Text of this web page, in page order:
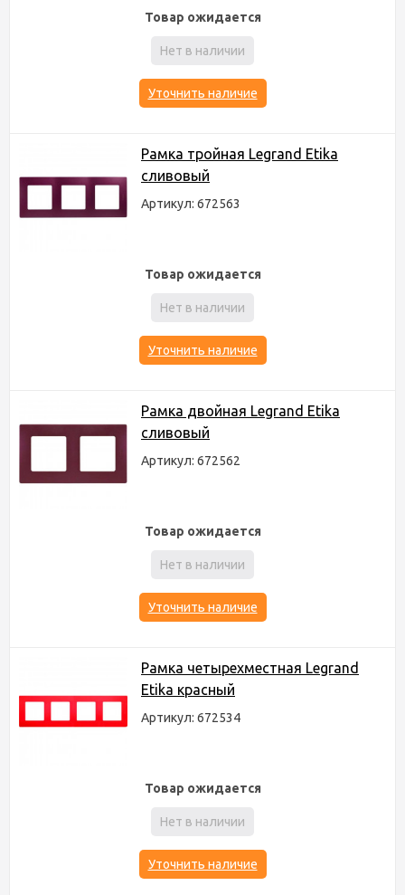
Товар ожидается
Нет в наличии
Уточнить наличие
Рамка тройная Legrand Etika
сливовый
Артикул: 672563
Товар ожидается
Нет в наличии
Уточнить наличие
Рамка двойная Legrand Etika
сливовый
Артикул: 672562
Товар ожидается
Нет в наличии
Уточнить наличие
Рамка четырехместная Legrand
Etika красный
Артикул: 672534
Товар ожидается
Нет в наличии
Уточнить наличие